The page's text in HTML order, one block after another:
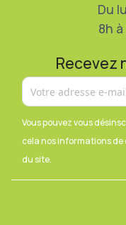
Du
8h
Recevez
Vous pouvez vous
cela nos informations
du site.